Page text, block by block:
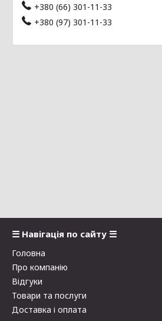
+380 (66) 301-11-33
+380 (97) 301-11-33
☰ Навігація по сайту ☰
Головна
Про компанію
Відгуки
Товари та послуги
Доставка і оплата